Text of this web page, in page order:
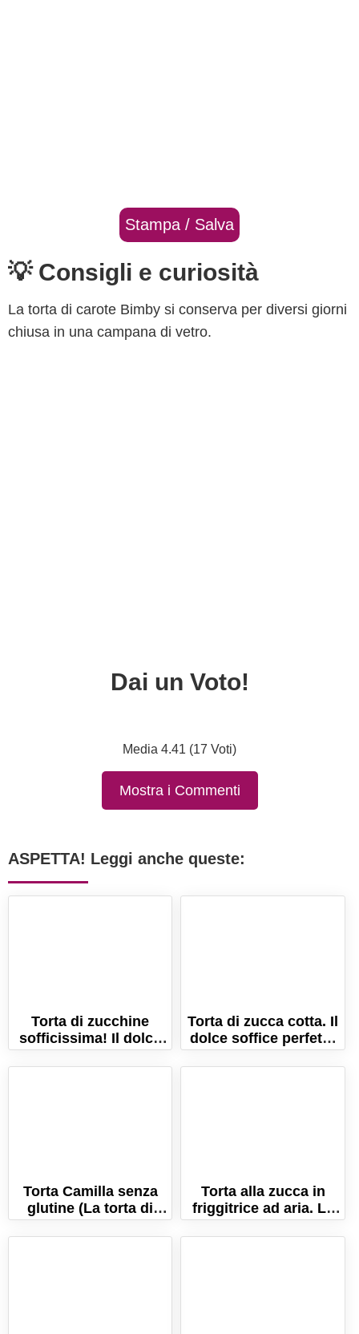
Stampa / Salva
💡 Consigli e curiosità
La torta di carote Bimby si conserva per diversi giorni
chiusa in una campana di vetro.
Dai un Voto!
Media 4.41 (17 Voti)
Mostra i Commenti
ASPETTA! Leggi anche queste:
Torta di zucchine
sofficissima! Il dolce
con zucchine crude e
nocciole!
Torta di zucca cotta. Il
dolce soffice perfetto
con l'arrivo
dell'autunno!
Torta Camilla senza
glutine (La torta di
carote semplice,
leggera e gluten free!)
Torta alla zucca in
friggitrice ad aria. La
ricetta semplice e
veloce!